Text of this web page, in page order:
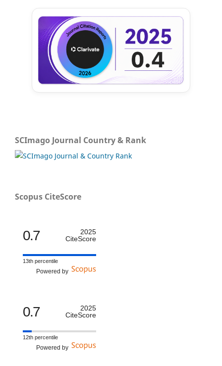
SCImago Journal Country & Rank
Scopus CiteScore
0.7
2025
CiteScore
13th percentile
Powered by
0.7
2025
CiteScore
12th percentile
Powered by